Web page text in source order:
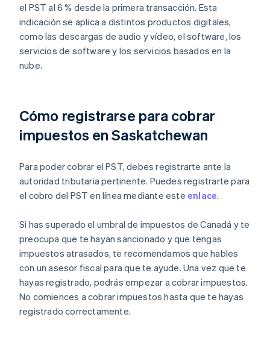
el PST al 6 % desde la primera transacción. Esta
indicación se aplica a distintos productos digitales,
como las descargas de audio y vídeo, el software, los
servicios de software y los servicios basados en la
nube.
Cómo registrarse para cobrar
impuestos en Saskatchewan
Para poder cobrar el PST, debes registrarte ante la
autoridad tributaria pertinente. Puedes registrarte para
el cobro del PST en línea mediante este enlace.
Si has superado el umbral de impuestos de Canadá y te
preocupa que te hayan sancionado y que tengas
impuestos atrasados, te recomendamos que hables
con un asesor fiscal para que te ayude. Una vez que te
hayas registrado, podrás empezar a cobrar impuestos.
No comiences a cobrar impuestos hasta que te hayas
registrado correctamente.